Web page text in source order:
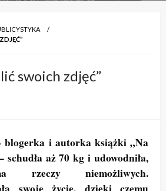
swoich zdjęć”
blogerka i autorka książki „Na
schudła aż 70 kg i udowodniła,
niemożliwych.